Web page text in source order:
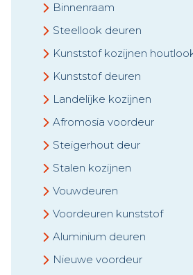
Binnenraam
Steellook deuren
Kunststof kozijnen
Kunststof deuren
Landelijke kozijnen
Afromosia voordeur
Steigerhout deur
Stalen kozijnen
Vouwdeuren
Voordeuren kunststof
Aluminium deuren
Nieuwe voordeur